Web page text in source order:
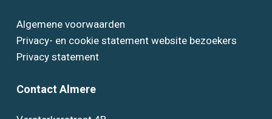
Algemene voorwaarden
Privacy- en cookie statement website bezoekers
Privacy statement
Contact Almere